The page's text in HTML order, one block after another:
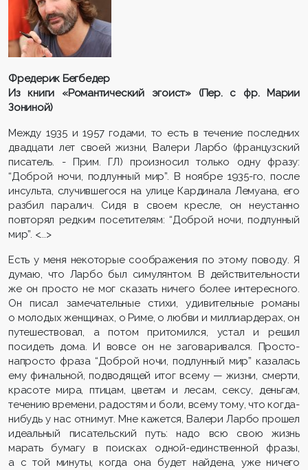
Фредерик Бегбедер
Из книги «Романтический эгоист» (Пер. с фр. Марии
Зониной)
Между 1935 и 1957 годами, то есть в течение последних
двадцати лет своей жизни, Валери Ларбо (французский
писатель. - Прим. ГЛ) произносил только одну фразу:
“Доброй ночи, подлунный мир”. В ноябре 1935-го, после
инсульта, случившегося на улице Кардинала Лемуана, его
разбил паралич. Сидя в своем кресле, он неустанно
повторял редким посетителям: “Доброй ночи, подлунный
мир”. <...>
Есть у меня некоторые соображения по этому поводу. Я
думаю, что Ларбо был симулянтом. В действительности
же он просто не мог сказать ничего более интересного.
Он писал замечательные стихи, удивительные романы
о молодых женщинах, о Риме, о любви и миллиардерах, он
путешествовал, а потом притомился, устал и решил
посидеть дома. И вовсе он не заговаривался. Просто-
напросто фраза “Доброй ночи, подлунный мир” казалась
ему финальной, подводящей итог всему — жизни, смерти,
красоте мира, птицам, цветам и лесам, сексу, деньгам,
течению времени, радостям и боли, всему тому, что когда-
нибудь у нас отнимут. Мне кажется, Валери Ларбо прошел
идеальный писательский путь: надо всю свою жизнь
марать бумагу в поисках одной-единственной фразы,
а с той минуты, когда она будет найдена, уже ничего